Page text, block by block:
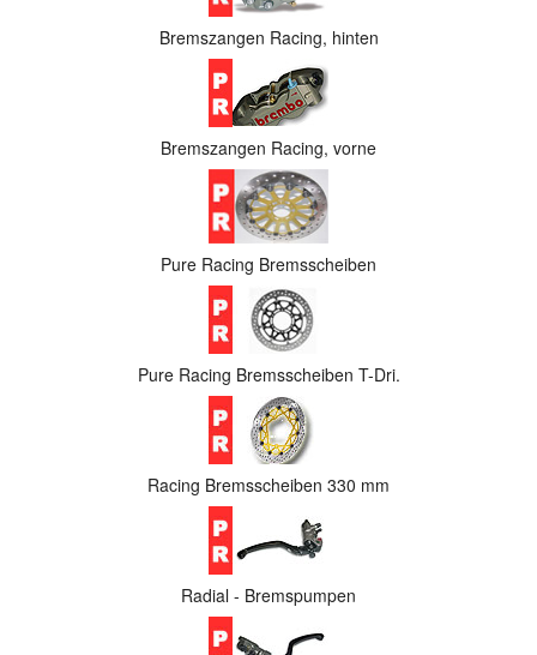
Bremszangen Racing, hinten
Bremszangen Racing, vorne
Pure Racing Bremsscheiben
Pure Racing Bremsscheiben T-Dri.
Racing Bremsscheiben 330 mm
Radial - Bremspumpen